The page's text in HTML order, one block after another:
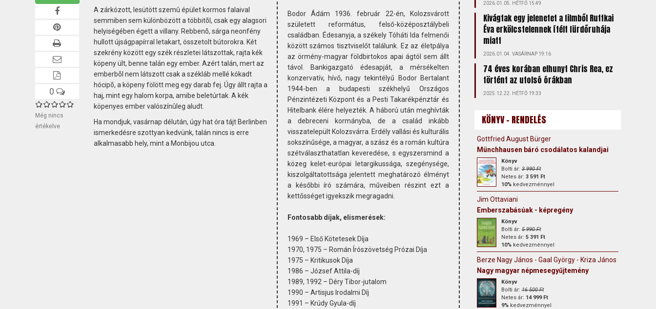
0
Még nincs
értékelve
Bodor Ádám 1936. február 22-én, Kolozsvárott
született református, felső-középosztálybeli
családban. Édesanyja, a székely Tóháti Ida felmenői
között számos tisztviselőt találunk. Ez az életpálya
az örmény-magyar földbirtokos apai ágtól sem állt
távol. Bankigazgató édesapját, a mérsékelten
konzervatív, hívő, nagy tekintélyű Bodor Bertalant
1944-ben a budapesti székhelyű Országos
Pénzintézeti Központ és a Pesti Takarékpénztár és
Hitelbank élére helyezték. A háború után meghívták
a debreceni kormányba, de a család inkább
visszatelepült Kolozsvárra. Erdély vallási és kulturális
sokszínűsége, a magyar, a szász és a román kultúra
szétválaszthatatlan keveredése, s egyszersmind a
közeg kelet-európai letargikussága, szegénysége,
kiszolgáltatottsága jelentett meghatározó élményt
a későbbi író számára, műveiben részint ezt a
kettősséget igyekszik megragadni.
Fontosabb díjak, elismerések:
1969 – Első Kötetesek Díja
1970, 1975 – Román Írószövetség Prózai Díja
1975 – Kritikusok Díja
1986 – József Attila-díj
1989, 1992 – Déry Tibor-jutalom
1990 – Artisjus Irodalmi Díj
1991 – Krúdy Gyula-díj
A zárkózott, lesütött szemû épület kormos falaival
semmiben sem különbözött a többitõl, csak egy alagsori
helyiségében égett a villany. Rebbenõ, sárga neonfény
hullott újságpapírral letakart, összetolt bútorokra. Két
szekrény között egy szék részletei látszottak, rajta kék
köpeny ült, benne talán egy ember. Azért talán, mert az
emberbõl nem látszott csak a székláb mellé kókadt
hócipõ, a köpeny fölött meg egy darab fej. Úgy állt rajta a
haj, mint egy halom korpa, amibe beletúrtak. A kék
köpenyes ember valószínûleg aludt.
Ha mondjuk, vasárnap délután, úgy hat óra tájt Berlinben
ismerkedésre szottyan kedvünk, talán nincs is erre
alkalmasabb hely, mint a Monbijou utca.
2026.01.05. HÉTFŐ 15:49
Kivágtak egy jelenetet a filmből Ruttkai
Éva erkölcstelennek ítélt fürdőruhája
miatt
2026.01.04. VASÁRNAP 19:16
74 éves korában elhunyt Chris Rea, ez
történt az utolsó órákban
2025.12.22. HÉTFŐ 19:33
KÖNYV - RENDELÉS
Gottfried August Bürger
Münchhausen báró csodálatos kalandjai
Könyv
Bolti ár:3 990 Ft
Netes ár: 3 591 Ft
10%kedvezménnyel
Jim Ottaviani
Emberszabásúak - képregény
Könyv
Bolti ár:5 990 Ft
Netes ár: 5 391 Ft
10%kedvezménnyel
Berze Nagy János - Gaal György - Kriza János - Arany
Nagy magyar népmesegyűjtemény
Könyv
Bolti ár:16 500 Ft
Netes ár: 14 999 Ft
9%kedvezménnyel